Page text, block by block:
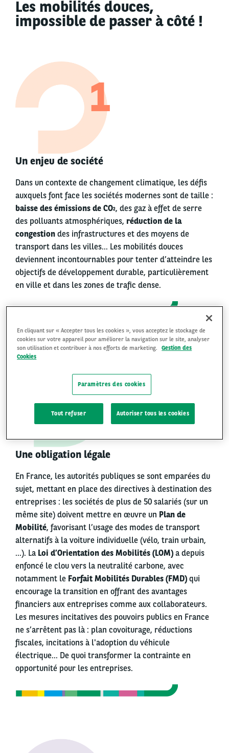
Les mobilités douces,
impossible de passer à côté !
1
Un enjeu de société
Dans un contexte de changement climatique, les défis
auxquels font face les sociétés modernes sont de taille :
baisse des émissions de CO2, des gaz à effet de serre
des polluants atmosphériques, réduction de la
congestion des infrastructures et des moyens de
transport dans les villes… Les mobilités douces
deviennent incontournables pour tenter d’atteindre les
objectifs de développement durable, particulièrement
en ville et dans les zones de trafic dense.
Une obligation légale
En France, les autorités publiques se sont emparées du
sujet, mettant en place des directives à destination des
entreprises : les sociétés de plus de 50 salariés (sur un
même site) doivent mettre en œuvre un Plan de
Mobilité, favorisant l’usage des modes de transport
alternatifs à la voiture individuelle (vélo, train urbain,
...). La Loi d’Orientation des Mobilités (LOM) a depuis
enfoncé le clou vers la neutralité carbone, avec
notamment le Forfait Mobilités Durables (FMD) qui
encourage la transition en offrant des avantages
financiers aux entreprises comme aux collaborateurs.
Les mesures incitatives des pouvoirs publics en France
ne s’arrêtent pas là : plan covoiturage, réductions
fiscales, incitations à l'adoption du véhicule
électrique… De quoi transformer la contrainte en
opportunité pour les entreprises.
2
En cliquant sur « Accepter tous les cookies », vous acceptez le stockage de
cookies sur votre appareil pour améliorer la navigation sur le site, analyser
son utilisation et contribuer à nos efforts de marketing.
Gestion des
Cookies
Paramètres des cookies
Tout refuser Autoriser tous les cookies